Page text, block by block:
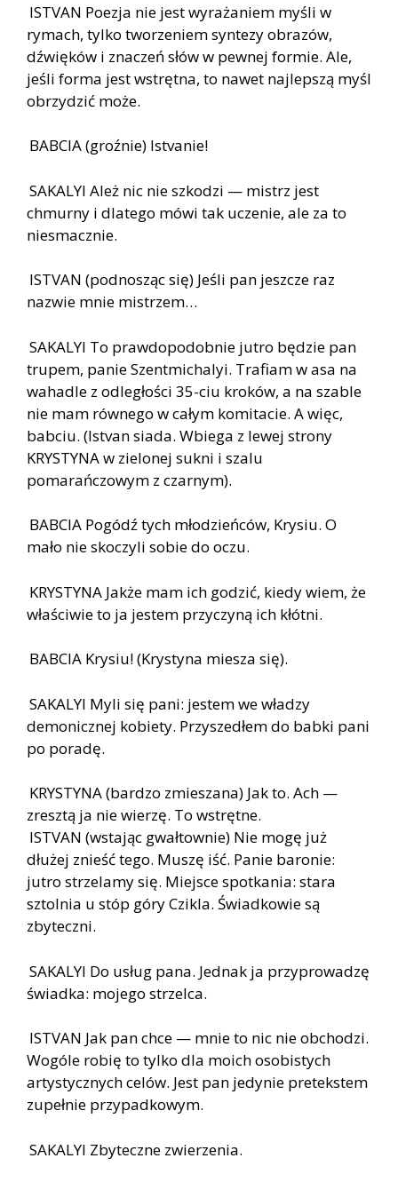
ISTVAN Poezja nie jest wyrażaniem myśli w
rymach, tylko tworzeniem syntezy obrazów,
dźwięków i znaczeń słów w pewnej formie. Ale,
jeśli forma jest wstrętna, to nawet najlepszą myśl
obrzydzić może.
BABCIA (groźnie) Istvanie!
SAKALYI Ależ nic nie szkodzi — mistrz jest
chmurny i dlatego mówi tak uczenie, ale za to
niesmacznie.
ISTVAN (podnosząc się) Jeśli pan jeszcze raz
nazwie mnie mistrzem…
SAKALYI To prawdopodobnie jutro będzie pan
trupem, panie Szentmichalyi. Trafiam w asa na
wahadle z odległości 35-ciu kroków, a na szable
nie mam równego w całym komitacie. A więc,
babciu. (Istvan siada. Wbiega z lewej strony
KRYSTYNA w zielonej sukni i szalu
pomarańczowym z czarnym).
BABCIA Pogódź tych młodzieńców, Krysiu. O
mało nie skoczyli sobie do oczu.
KRYSTYNA Jakże mam ich godzić, kiedy wiem, że
właściwie to ja jestem przyczyną ich kłótni.
BABCIA Krysiu! (Krystyna miesza się).
SAKALYI Myli się pani: jestem we władzy
demonicznej kobiety. Przyszedłem do babki pani
po poradę.
KRYSTYNA (bardzo zmieszana) Jak to. Ach —
zresztą ja nie wierzę. To wstrętne.
ISTVAN (wstając gwałtownie) Nie mogę już
dłużej znieść tego. Muszę iść. Panie baronie:
jutro strzelamy się. Miejsce spotkania: stara
sztolnia u stóp góry Czikla. Świadkowie są
zbyteczni.
SAKALYI Do usług pana. Jednak ja przyprowadzę
świadka: mojego strzelca.
ISTVAN Jak pan chce — mnie to nic nie obchodzi.
Wogóle robię to tylko dla moich osobistych
artystycznych celów. Jest pan jedynie pretekstem
zupełnie przypadkowym.
SAKALYI Zbyteczne zwierzenia.